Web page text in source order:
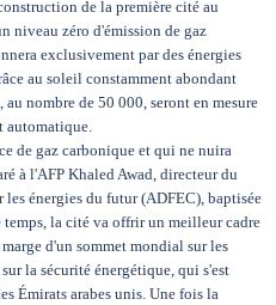
de la première cité au
niveau zéro d'émission de gaz
exclusivement par des énergies
au soleil constamment abondant
nombre de 50 000, seront en mesure
automatique.
de gaz carbonique et qui ne nuira
à l'AFP Khaled Awad, directeur du
énergies du futur (ADFEC), baptisée
temps, la cité va offrir un meilleur cadre
d'un sommet mondial sur les
la sécurité énergétique, qui s'est
Émirats arabes unis. Une fois la